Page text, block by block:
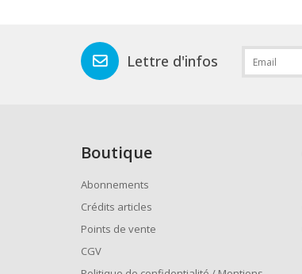
Lettre d'infos
Boutique
Abonnements
Crédits articles
Points de vente
CGV